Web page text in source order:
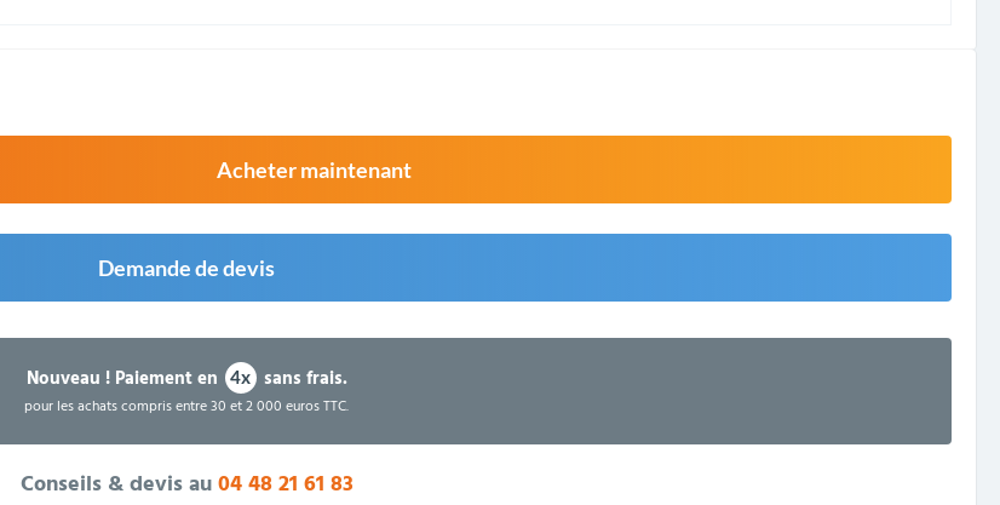
Acheter maintenant
Demande de devis
Nouveau !Paiement en 4x sans frais.
pour les achats compris entre 30 et 2 000 euros TTC.
Conseils & devis au04 48 21 61 83